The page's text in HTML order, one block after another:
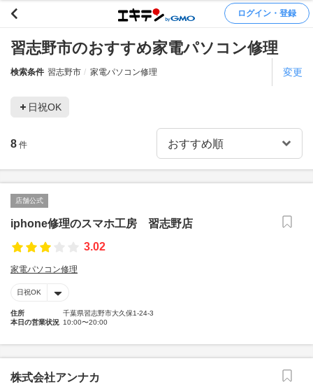
ログイン・登録
習志野市のおすすめ家電パソコン修理
検索条件 習志野市 家電パソコン修理 変更
日祝OK
8 件
店舗公式
iphone修理のスマホ工房 習志野店
3.02
家電パソコン修理
日祝OK
住所
千葉県習志野市大久保1-24-3
本日の営業状況 10:00〜20:00
株式会社アンナカ